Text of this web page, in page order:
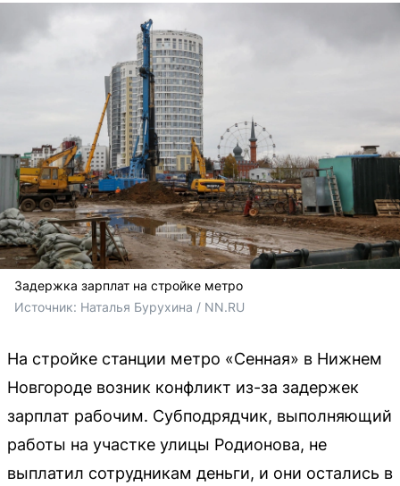
Задержка зарплат на стройке метро
Источник: Наталья Бурухина / NN.RU
На стройке станции метро «Сенная» в Нижнем
Новгороде возник конфликт из-за задержек
зарплат рабочим. Субподрядчик, выполняющий
работы на участке улицы Родионова, не
выплатил сотрудникам деньги, и они остались в